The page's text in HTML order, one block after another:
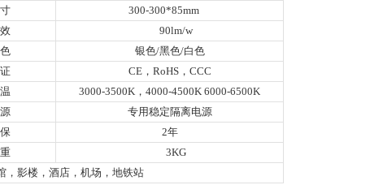
300-300*85mm
90lm/w
银色/黑色/白色
CE，RoHS，CCC
3000-3500K，4000-4500K 6000-6500K
专用稳定隔离电源
2年
3KG
，影楼，酒店，机场，地铁站